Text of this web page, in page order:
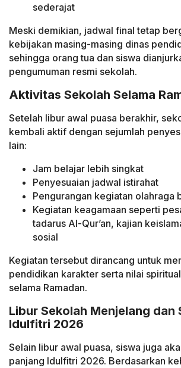
sederajat
Meski demikian, jadwal final tetap
kebijakan masing-masing dinas
sehingga orang tua dan siswa
pengumuman resmi sekolah.
Aktivitas Sekolah Selama
Setelah libur awal puasa berakhir,
kembali aktif dengan sejumlah
lain:
Jam belajar lebih singkat
Penyesuaian jadwal istirahat
Pengurangan kegiatan olahraga
Kegiatan keagamaan seperti
tadarus Al-Qur’an, kajian
sosial
Kegiatan tersebut dirancang untuk
pendidikan karakter serta nilai
selama Ramadan.
Libur Sekolah Menjelang dan
Idulfitri 2026
Selain libur awal puasa, siswa juga
panjang Idulfitri 2026. Berdasarkan